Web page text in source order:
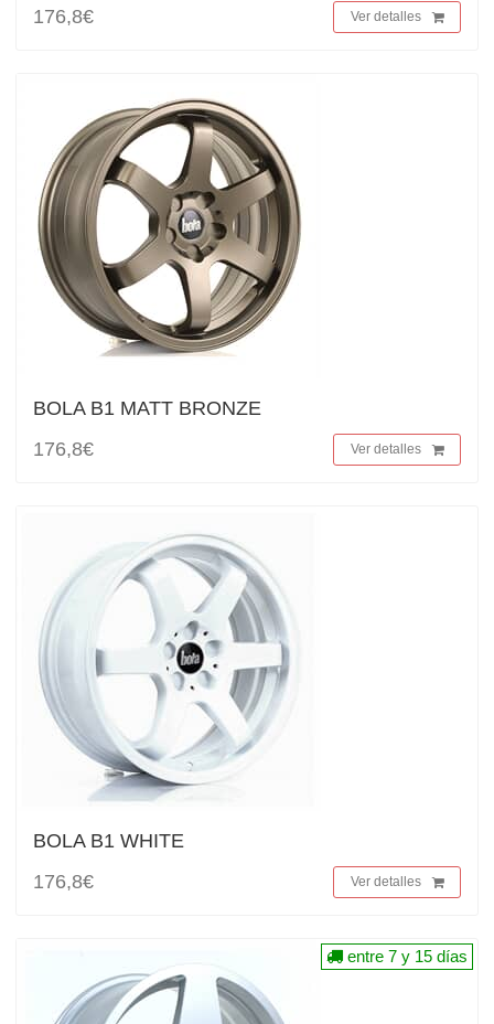
176,8€
Ver detalles
BOLA B1 MATT BRONZE
176,8€
Ver detalles
BOLA B1 WHITE
176,8€
Ver detalles
entre 7 y 15 días